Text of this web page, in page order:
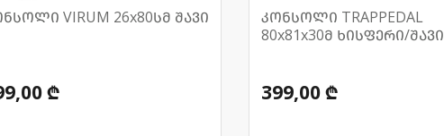
VIRUM 26x80სმ შავი
₾
კონსოლი TRAPPEDAL
80x81x30მ ხისფერი/შავი
399,00 ₾